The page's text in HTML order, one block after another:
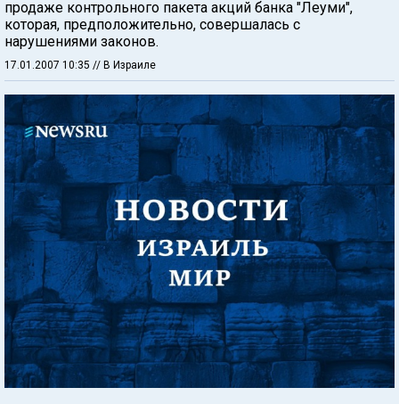
продаже контрольного пакета акций банка "Леуми",
которая, предположительно, совершалась с
нарушениями законов.
17.01.2007 10:35 // В Израиле